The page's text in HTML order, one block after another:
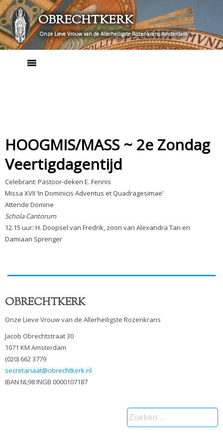
Skip
to
content
OBRECHTKERK
Onze Lieve Vrouw van de Allerheiligste Rozenkrans Amsterdam
HOOGMIS/MASS ~ 2e Zondag
Veertigdagentijd
Celebrant: Pastoor-deken E. Fennis
Missa XVII ‘In Dominicis Adventus et Quadragesimae’
Attende Domine
Schola Cantorum
12.15 uur: H. Doopsel van Fredrik, zoon van Alexandra Tan en
Damiaan Sprenger
OBRECHTKERK
Onze Lieve Vrouw van de Allerheiligste Rozenkrans
Jacob Obrechtstraat 30
1071 KM Amsterdam
(020) 662 3779
secretariaat@obrechtkerk.nl
IBAN NL98 INGB 0000107187
Zoeken
naar: